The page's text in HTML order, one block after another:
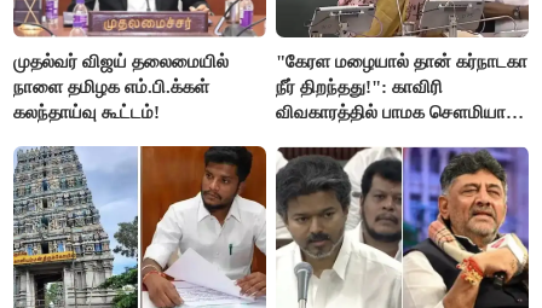
முதல்வர் விஜய் தலைமையில்
நாளை தமிழக எம்.பி.க்கள்
கலந்தாய்வு கூட்டம்!
"கேரள மழையால் தான் கர்நாடகா
நீர் திறந்தது!": காவிரி
விவகாரத்தில் பாமக சௌமியா